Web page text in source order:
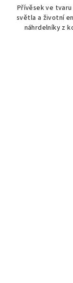
Přívěsek ve
světla a životní
náhrdelníky z